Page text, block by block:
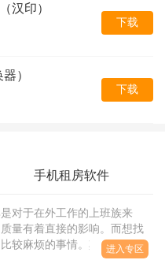
汉印）
下载
）
下载
手机租房软件
对于在外工作的上班族来
量有着直接的影响。而想找
较麻烦的事情。其实，许多
进入专区